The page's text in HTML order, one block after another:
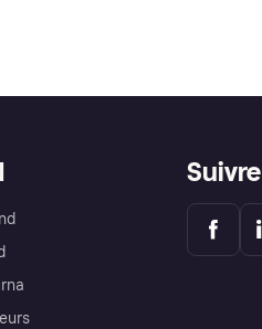
Suivre